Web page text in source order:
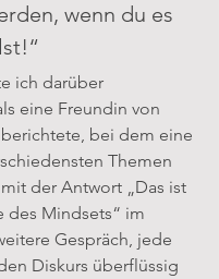
wenn du es
ich darüber
eine Freundin von
bei dem eine
Themen
der Antwort „Das ist
des Mindsets“ im
Gespräch, jede
Diskurs überflüssig